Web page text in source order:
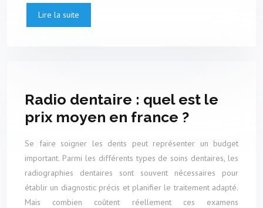
Lire la suite
Radio dentaire : quel est le
prix moyen en france ?
Se faire soigner les dents peut représenter un budget
important. Parmi les différents types de soins dentaires, les
radiographies dentaires sont souvent nécessaires pour
établir un diagnostic précis et planifier le traitement adapté.
Mais combien coûtent réellement ces examens